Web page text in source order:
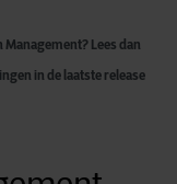
Lees dan
in de laatste release